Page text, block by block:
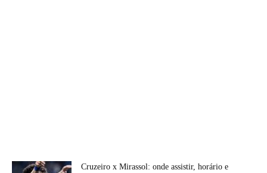
Cruzeiro x Mirassol: onde assistir, horário e